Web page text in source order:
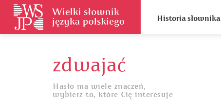
Historia słownika
zdwajać
Hasło ma wiele znaczeń,
wybierz to, które Cię interesuje